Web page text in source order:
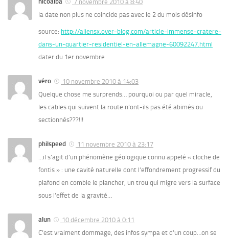
7 novembre 2010 à 8:40
la date non plus ne coincide pas avec le 2 du mois désinfo
source: http://aliensx.over-blog.com/article-immense-cratere-
dans-un-quartier-residentiel-en-allemagne-60092247.html
dater du 1er novembre
véro
10 novembre 2010 à 14:03
Quelque chose me surprends… pourquoi ou par quel miracle,
les cables qui suivent la route n’ont-ils pas été abimés ou
sectionnés???!!!
philspeed
11 novembre 2010 à 23:17
…il s’agit d’un phénomène géologique connu appelé « cloche de
fontis » : une cavité naturelle dont l’effondrement progressif du
plafond en comble le plancher, un trou qui migre vers la surface
sous l’effet de la gravité…
alun
10 décembre 2010 à 0:11
C’est vraiment dommage, des infos sympa et d’un coup…on se